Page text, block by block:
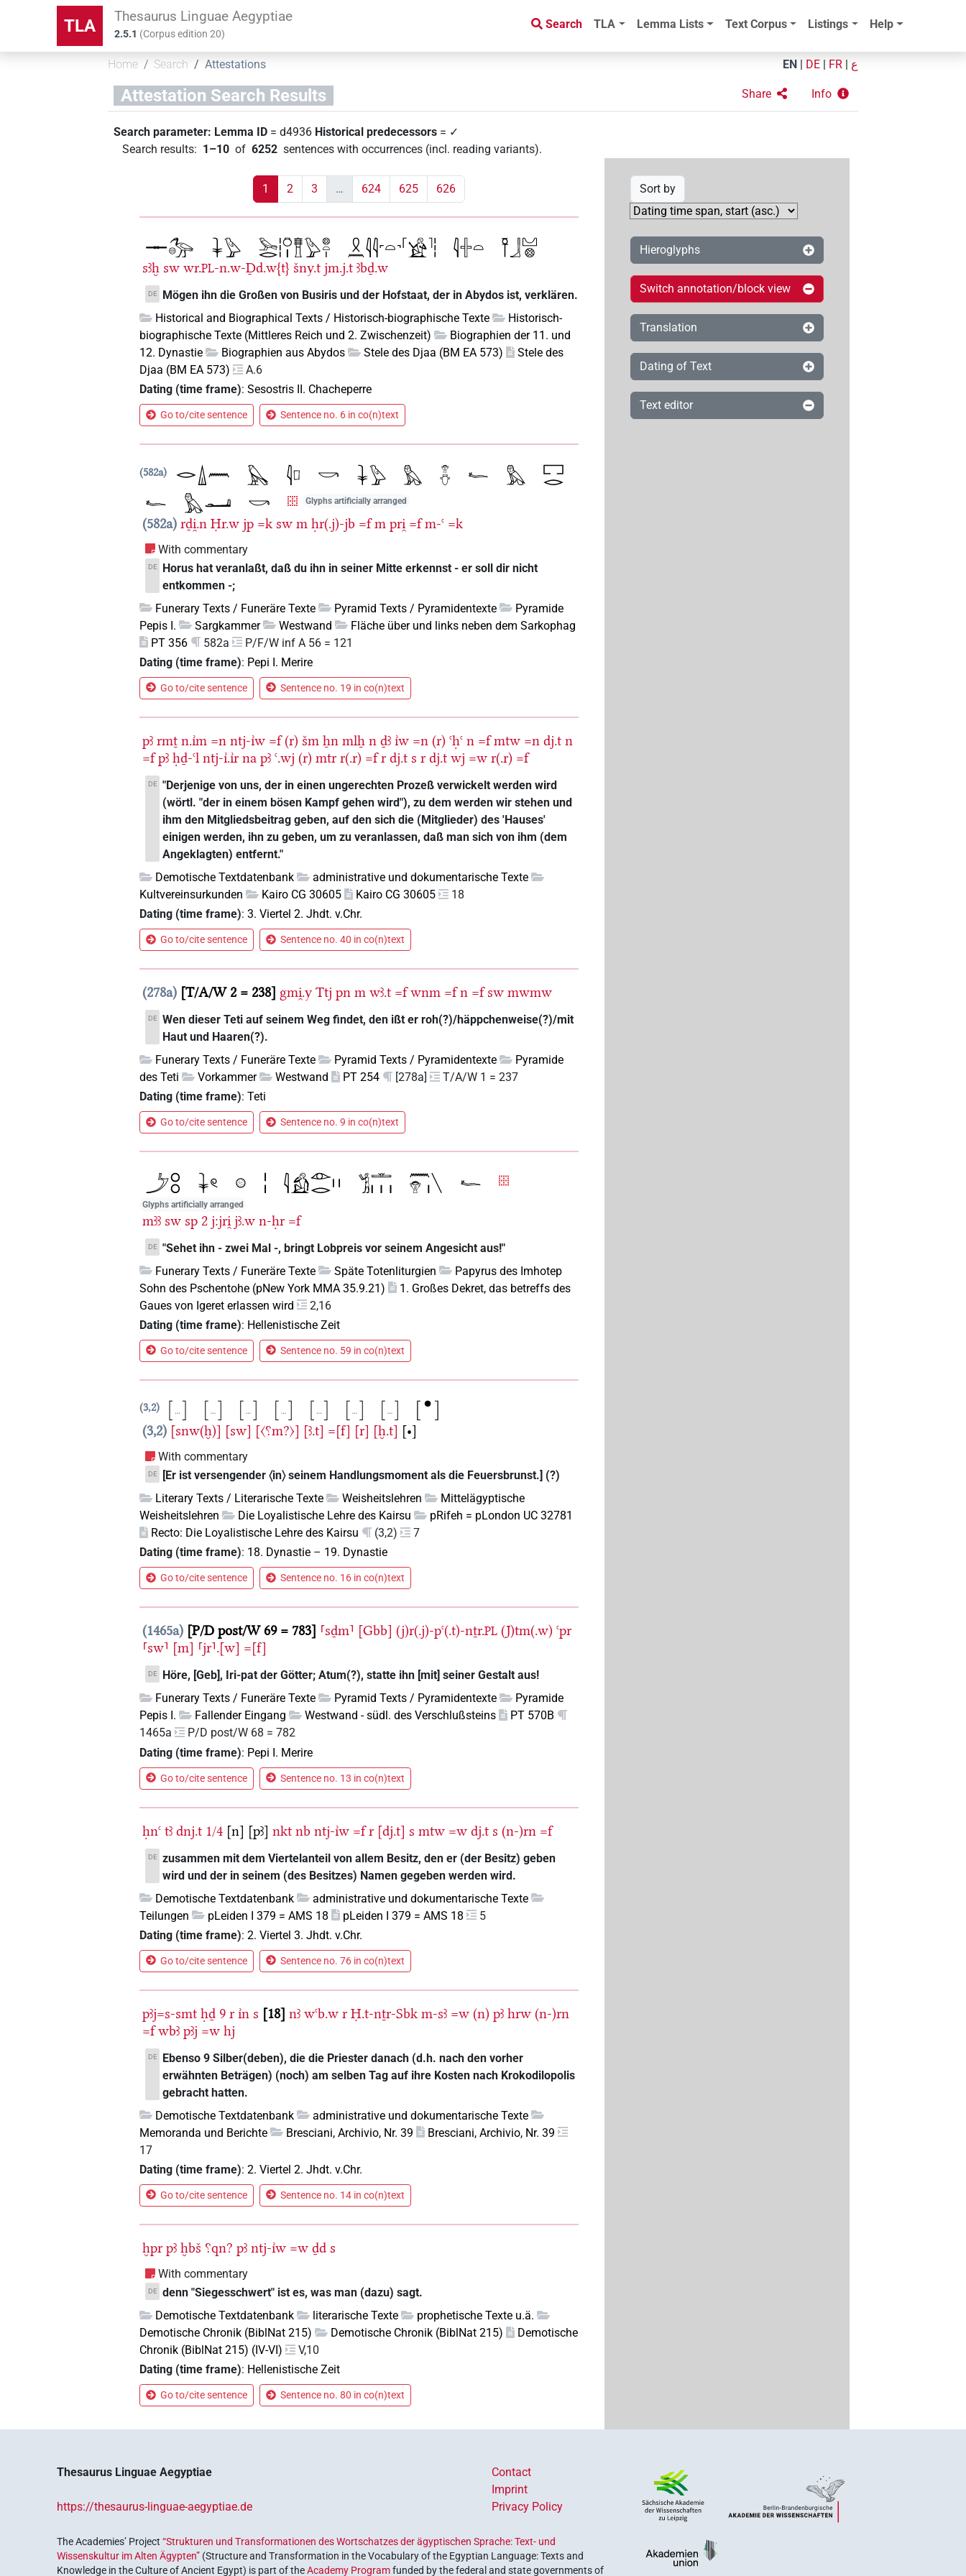
TLA Thesaurus Linguae Aegyptiae
2.5.1 (Corpus edition20)
Search TLA Lemma Lists Text Corpus Listings Help
Home Search Attestations EN DE FR ع
Attestation Search Results Share Info
Search parameter: Lemma ID = d4936 Historical predecessors = ✓
Search results: 1–10 of 6252 sentences with occurrences (incl. reading variants).
1 2 3 … 624 625 626
sꜣḫ sw wr.PL-n.w-Ḏd.w{t} šny.t jm.j.t ꜣbḏ.w
DE
Mögen ihn die Großen von Busiris und der Hofstaat, der in Abydos ist, verklären.
Historical and Biographical Texts / Historisch-biographische Texte
Historisch-
biographische Texte (Mittleres Reich und 2. Zwischenzeit)
Biographien der 11. und
12. Dynastie
Biographien aus Abydos Stele des Djaa (BM EA 573)
Stele des
Djaa (BM EA 573)
A.6
Dating (time frame):Sesostris II. Chacheperre
Go to/cite sentence Sentence no. 6 in co(n)text
582a
Glyphs artificially arranged
582a rḏi̯.n Ḥr.w jp =k sw m ḥr(.j)-jb =f m pri̯ =f m-ꜥ =k
With commentary
DE
Horus hat veranlaßt, daß du ihn in seiner Mitte erkennst - er soll dir nicht
entkommen -;
Funerary Texts / Funeräre Texte
Pyramid Texts / Pyramidentexte
Pyramide
Pepis I.
Sargkammer Westwand
Fläche über und links neben dem Sarkophag
PT 356
582a
P/F/W inf A 56 = 121
Dating (time frame): Pepi I. Merire
Go to/cite sentence Sentence no. 19 in co(n)text
pꜣ rmṯ n.ı͗m =n ntj-ı͗w =f (r) šm ẖn mlẖ n ḏꜣ ı͗w =n (r) ꜥḥꜥ n =f mtw =n dj.t n
=f pꜣ ḥḏ-ꜥl ntj-ı͗.ı͗r na pꜣ ꜥ.wj (r) mtr r(.r) =f r dj.t s r dj.t wj =w r(.r) =f
DE "Derjenige von uns, der in einen ungerechten Prozeß verwickelt werden wird
(wörtl. "der in einem bösen Kampf gehen wird"), zu dem werden wir stehen und
ihm den Mitgliedsbeitrag geben, auf den sich die (Mitglieder) des 'Hauses'
einigen werden, ihn zu geben, um zu veranlassen, daß man sich von ihm (dem
Angeklagten) entfernt."
Demotische Textdatenbank
administrative und dokumentarische Texte
Kultvereinsurkunden
Kairo CG 30605 Kairo CG 30605
18
Dating (time frame):3. Viertel 2. Jhdt. v.Chr.
Go to/cite sentence Sentence no. 40 in co(n)text
278a T/A/W 2 = 238 gmi̯.y Ttj pn m wꜣ.t =f wnm =f n =f sw mwmw
DE Wen dieser Teti auf seinem Weg findet, den ißt er roh(?)/häppchenweise(?)/mit
Haut und Haaren(?).
Funerary Texts / Funeräre Texte
Pyramid Texts / Pyramidentexte
Pyramide
des Teti
Vorkammer Westwand PT 254 [278a]
T/A/W 1 = 237
Dating (time frame):Teti
Go to/cite sentence Sentence no. 9 in co(n)text
Glyphs artificially arranged
mꜣꜣ sw sp 2 j:jri̯ jꜣ.w n-ḥr =f
DE "Sehet ihn - zwei Mal -, bringt Lobpreis vor seinem Angesicht aus!"
Funerary Texts / Funeräre Texte
Späte Totenliturgien
Papyrus des Imhotep
Sohn des Pschentohe (pNew York MMA 35.9.21)
1. Großes Dekret, das betreffs des
Gaues von Igeret erlassen wird
2,16
Dating (time frame): Hellenistische Zeit
Go to/cite sentence Sentence no. 59 in co(n)text
3,2
3,2 [snw(ḫ)] [sw] [〈⸮m?〉] [ꜣ.t] =[f] [r] [ḫ.t] [•]
With commentary
DE
[Er ist versengender 〈in〉 seinem Handlungsmoment als die Feuersbrunst.] (?)
Literary Texts / Literarische Texte
Weisheitslehren
Mittelägyptische
Weisheitslehren
Die Loyalistische Lehre des Kairsu
pRifeh = pLondon UC 32781
Recto: Die Loyalistische Lehre des Kairsu
(3,2)
7
Dating (time frame): 18. Dynastie – 19. Dynastie
Go to/cite sentence Sentence no. 16 in co(n)text
1465a P/D post/W 69 = 783 ⸢sḏm⸣ [Gbb] (j)r(.j)-pꜥ(.t)-nṯr.PL (J)tm(.w) ꜥpr
⸢sw⸣ [m] ⸢jr⸣.[w] =[f]
DE
Höre, [Geb], Iri-pat der Götter; Atum(?), statte ihn [mit] seiner Gestalt aus!
Funerary Texts / Funeräre Texte
Pyramid Texts / Pyramidentexte
Pyramide
Pepis I.
Fallender Eingang Westwand - südl. des Verschlußsteins
PT 570B
1465a
P/D post/W 68 = 782
Dating (time frame): Pepi I. Merire
Go to/cite sentence Sentence no. 13 in co(n)text
ḥnꜥ tꜣ dnj.t 1/4 [n] [pꜣ] nkt nb ntj-ı͗w =f r [dj.t] s mtw =w dj.t s (n-)rn =f
DE
zusammen mit dem Viertelanteil von allem Besitz, den er (der Besitz) geben
wird und der in seinem (des Besitzes) Namen gegeben werden wird.
Demotische Textdatenbank
administrative und dokumentarische Texte
Teilungen
pLeiden I 379 = AMS 18 pLeiden I 379 = AMS 18
5
Dating (time frame):2. Viertel 3. Jhdt. v.Chr.
Go to/cite sentence Sentence no. 76 in co(n)text
pꜣj=s-smt ḥḏ 9 r ı͗n s 18 nꜣ wꜥb.w r Ḥ.t-nṯr-Sbk m-sꜣ =w (n) pꜣ hrw (n-)rn
=f wbꜣ pꜣj =w hj
DE
Ebenso 9 Silber(deben), die die Priester danach (d.h. nach den vorher
erwähnten Beträgen) (noch) am selben Tag auf ihre Kosten nach Krokodilopolis
gebracht hatten.
Demotische Textdatenbank
administrative und dokumentarische Texte
Memoranda und Berichte
Bresciani, Archivio, Nr. 39
Bresciani, Archivio, Nr. 39
17
Dating (time frame):2. Viertel 2. Jhdt. v.Chr.
Go to/cite sentence Sentence no. 14 in co(n)text
ḫpr pꜣ ḫbš ⸮qn? pꜣ ntj-ı͗w =w ḏd s
With commentary
DE denn "Siegesschwert" ist es, was man (dazu) sagt.
Demotische Textdatenbank
literarische Texte
prophetische Texte u.ä.
Demotische Chronik (BiblNat 215)
Demotische Chronik (BiblNat 215)
Demotische
Chronik (BiblNat 215) (IV-VI)
V,10
Dating (time frame): Hellenistische Zeit
Go to/cite sentence Sentence no. 80 in co(n)text
Sort by
Hieroglyphs
Switch annotation/block view
Translation
Dating of Text
Text editor
Thesaurus Linguae Aegyptiae
https://thesaurus-linguae-aegyptiae.de
Contact
Imprint
Privacy Policy
The Academies’ Project“Strukturen und Transformationen des Wortschatzes der ägyptischen Sprache: Text- und
Wissenskultur im Alten Ägypten” (Structure and Transformation in the Vocabulary of the Egyptian Language: Texts and
Knowledge in the Culture of Ancient Egypt) is part of theAcademy Programfunded by the federal and state governments of